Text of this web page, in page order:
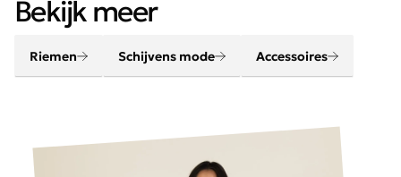
accessoires. Maak je look compleet met onze sjaals,
riemen, sieraden en tassen.
Bekijk meer
Riemen Schijvens mode Accessoires